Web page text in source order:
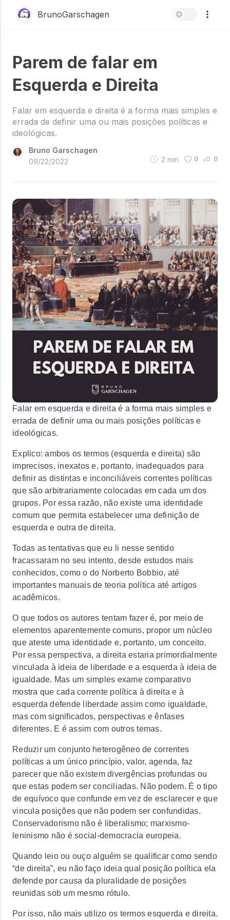
BrunoGarschagen
Parem de falar em
Esquerda e Direita
Falar em esquerda e direita é a forma mais simples e
errada de definir uma ou mais posições políticas e
ideológicas.
Bruno Garschagen
09/22/2022
2 min 0 0
Falar em esquerda e direita é a forma mais simples e
errada de definir uma ou mais posições políticas e
ideológicas.
Explico: ambos os termos (esquerda e direita) são
imprecisos, inexatos e, portanto, inadequados para
definir as distintas e inconciliáveis correntes políticas
que são arbitrariamente colocadas em cada um dos
grupos. Por essa razão, não existe uma identidade
comum que permita estabelecer uma definição de
esquerda e outra de direita.
Todas as tentativas que eu li nesse sentido
fracassaram no seu intento, desde estudos mais
conhecidos, como o do Norberto Bobbio, até
importantes manuais de teoria política até artigos
acadêmicos.
O que todos os autores tentam fazer é, por meio de
elementos aparentemente comuns, propor um núcleo
que ateste uma identidade e, portanto, um conceito.
Por essa perspectiva, a direita estaria primordialmente
vinculada à ideia de liberdade e a esquerda à ideia de
igualdade. Mas um simples exame comparativo
mostra que cada corrente política à direita e à
esquerda defende liberdade assim como igualdade,
mas com significados, perspectivas e ênfases
diferentes. E é assim com outros temas.
Reduzir um conjunto heterogêneo de correntes
políticas a um único princípio, valor, agenda, faz
parecer que não existem divergências profundas ou
que estas podem ser conciliadas. Não podem. É o tipo
de equívoco que confunde em vez de esclarecer e que
vincula posições que não podem ser confundidas.
Conservadorismo não é liberalismo; marxismo-
leninismo não é social-democracia europeia.
Quando leio ou ouço alguém se qualificar como sendo
“de direita”, eu não faço ideia qual posição política ela
defende por causa da pluralidade de posições
reunidas sob um mesmo rótulo.
Por isso, não mais utilizo os termos esquerda e direita.